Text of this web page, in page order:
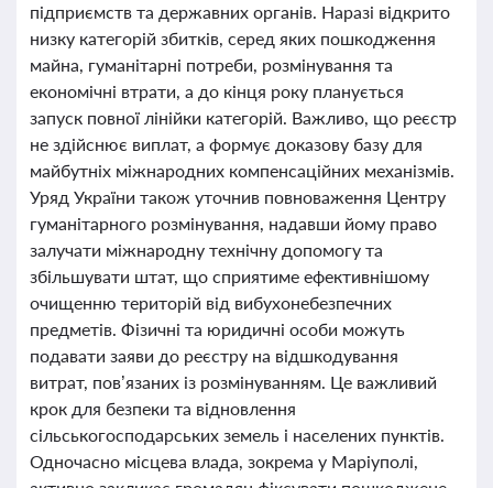
підприємств та державних органів. Наразі відкрито
низку категорій збитків, серед яких пошкодження
майна, гуманітарні потреби, розмінування та
економічні втрати, а до кінця року планується
запуск повної лінійки категорій. Важливо, що реєстр
не здійснює виплат, а формує доказову базу для
майбутніх міжнародних компенсаційних механізмів.
Уряд України також уточнив повноваження Центру
гуманітарного розмінування, надавши йому право
залучати міжнародну технічну допомогу та
збільшувати штат, що сприятиме ефективнішому
очищенню територій від вибухонебезпечних
предметів. Фізичні та юридичні особи можуть
подавати заяви до реєстру на відшкодування
витрат, пов’язаних із розмінуванням. Це важливий
крок для безпеки та відновлення
сільськогосподарських земель і населених пунктів.
Одночасно місцева влада, зокрема у Маріуполі,